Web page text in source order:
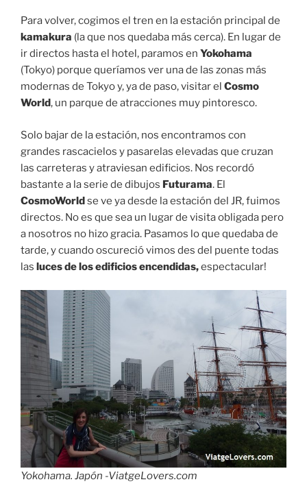
Para volver, cogimos el tren en la estación principal de
kamakura (la que nos quedaba más cerca). En lugar de
ir directos hasta el hotel, paramos en Yokohama
(Tokyo) porque queríamos ver una de las zonas más
modernas de Tokyo y, ya de paso, visitar el Cosmo
World, un parque de atracciones muy pintoresco.
Solo bajar de la estación, nos encontramos con
grandes rascacielos y pasarelas elevadas que cruzan
las carreteras y atraviesan edificios. Nos recordó
bastante a la serie de dibujos Futurama. El
CosmoWorldse ve ya desde la estación del JR, fuimos
directos. No es que sea un lugar de visita obligada pero
a nosotros no hizo gracia. Pasamos lo que quedaba de
tarde, y cuando oscureció vimos des del puente todas
las luces de los edificios encendidas,espectacular!
Yokohama. Japón -ViatgeLovers.com